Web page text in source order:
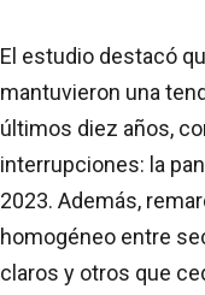
El estudio destacó
mantuvieron una
últimos diez años,
interrupciones: la
2023. Además,
homogéneo entre
claros y otros que